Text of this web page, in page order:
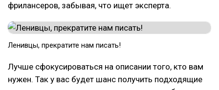
фрилансеров, забывая, что ищет эксперта.
Ленивцы, прекратите нам писать!
Лучше сфокусироваться на описании того, кто вам
нужен. Так у вас будет шанс получить подходящие